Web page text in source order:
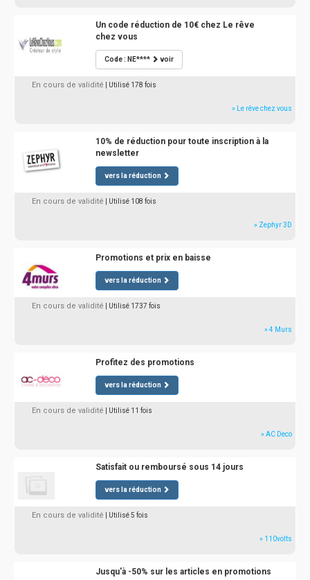
Un code réduction de 10€ chez Le rêve
chez vous
Code : NE**** voir
En cours de validité | Utilisé 178 fois
» Le rêve chez vous
10% de réduction pour toute inscription à la
newsletter
vers la réduction
En cours de validité | Utilisé 108 fois
» Zephyr 3D
Promotions et prix en baisse
vers la réduction
En cours de validité | Utilisé 1737 fois
» 4 Murs
Profitez des promotions
vers la réduction
En cours de validité | Utilisé 11 fois
» AC Deco
Satisfait ou remboursé sous 14 jours
vers la réduction
En cours de validité | Utilisé 5 fois
» 110volts
Jusqu'à -50% sur les articles en promotions